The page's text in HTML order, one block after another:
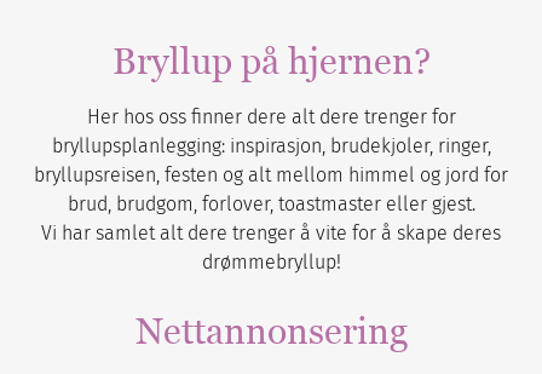
Bryllup på hjernen?
Her hos oss finner dere alt dere trenger for
bryllupsplanlegging: inspirasjon, brudekjoler, ringer,
bryllupsreisen, festen og alt mellom himmel og jord for
brud, brudgom, forlover, toastmaster eller gjest.
Vi har samlet alt dere trenger å vite for å skape deres
drømmebryllup!
Nettannonsering